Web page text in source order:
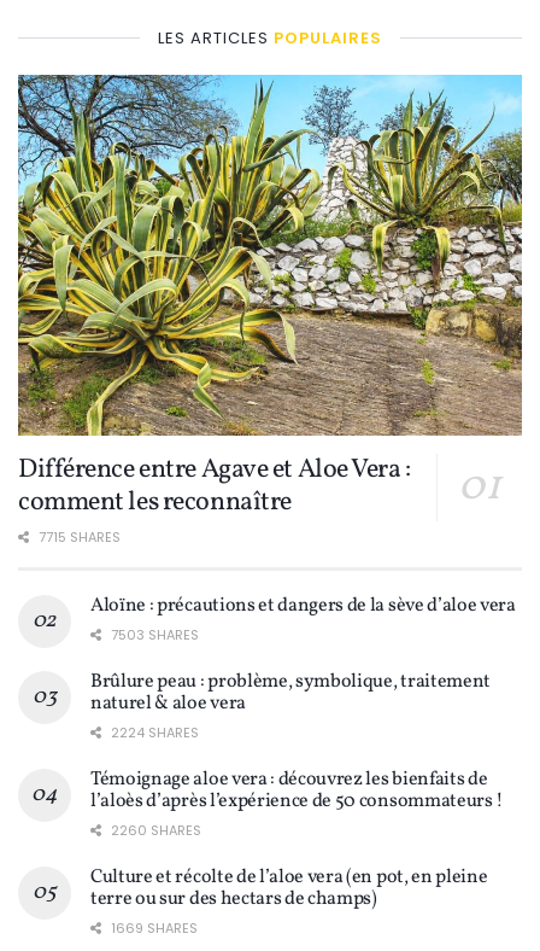
LES ARTICLES POPULAIRES
Différence entre Agave et Aloe Vera :
comment les reconnaître
7715 SHARES
Aloïne : précautions et dangers de la sève d’aloe vera
7503 SHARES
Brûlure peau : problème, symbolique, traitement
naturel & aloe vera
2224 SHARES
Témoignage aloe vera : découvrez les bienfaits de
l’aloès d’après l’expérience de 50 consommateurs !
2260 SHARES
Culture et récolte de l’aloe vera (en pot, en pleine
terre ou sur des hectars de champs)
1669 SHARES